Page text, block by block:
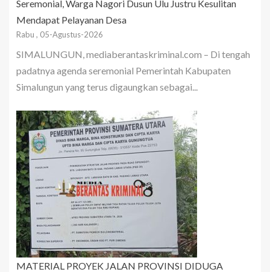
Seremonial, Warga Nagori Dusun Ulu Justru Kesulitan
Mendapat Pelayanan Desa
Rabu , 05-Agustus-2026
SIMALUNGUN, mediaberantaskriminal.com – Di tengah
padatnya agenda seremonial Pemerintah Kabupaten
Simalungun yang terus digaungkan sebagai...
MATERIAL PROYEK JALAN PROVINSI DIDUGA